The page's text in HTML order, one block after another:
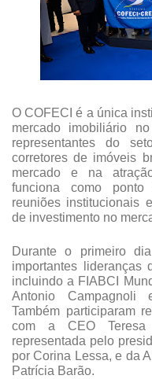
O COFECI é a única
mercado imobiliário
representantes do
corretores de imóveis
mercado e na
funciona como
reuniões institucionais
de investimento no
Durante o primeiro
importantes lideranças
incluindo a FIABCI
Antonio Campagnoli
Também participaram
com a CEO Teresa
representada pelo
por Corina Lessa, e da
Patrícia Barão.